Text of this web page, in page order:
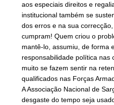
aos especiais direitos e
institucional também se
dos erros e na sua
cumpram! Quem criou o
mantê-lo, assumiu, de forma
responsabilidade política nas
muito se fazem sentir na
qualificados nas Forças
A Associação Nacional de
desgaste do tempo seja